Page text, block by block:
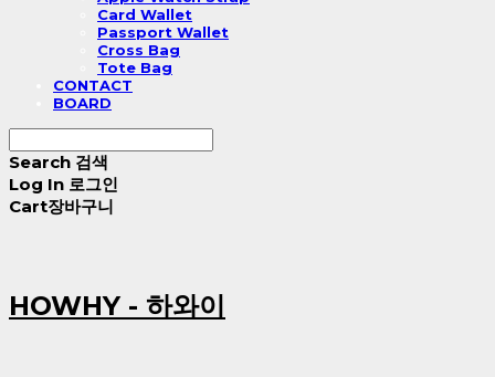
Card Wallet
Passport Wallet
Cross Bag
Tote Bag
CONTACT
BOARD
Search 검색
Log In 로그인
Cart장바구니
HOWHY - 하와이